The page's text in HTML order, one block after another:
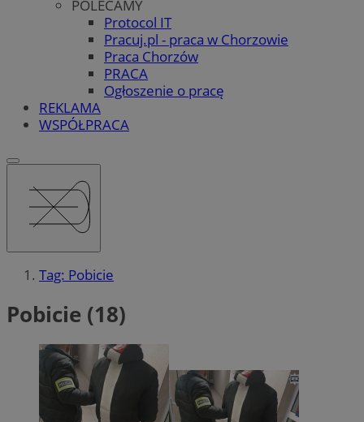
POLECAMY
Protocol IT
Pracuj.pl - praca w Chorzowie
Praca Chorzów
PRACA
Ogłoszenie o pracę
REKLAMA
WSPÓŁPRACA
Tag: Pobicie
Pobicie (18)